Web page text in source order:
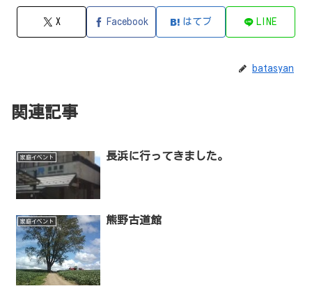
X Facebook はてブ LINE
batasyan
関連記事
家庭イベント 長浜に行ってきました。
家庭イベント 熊野古道館